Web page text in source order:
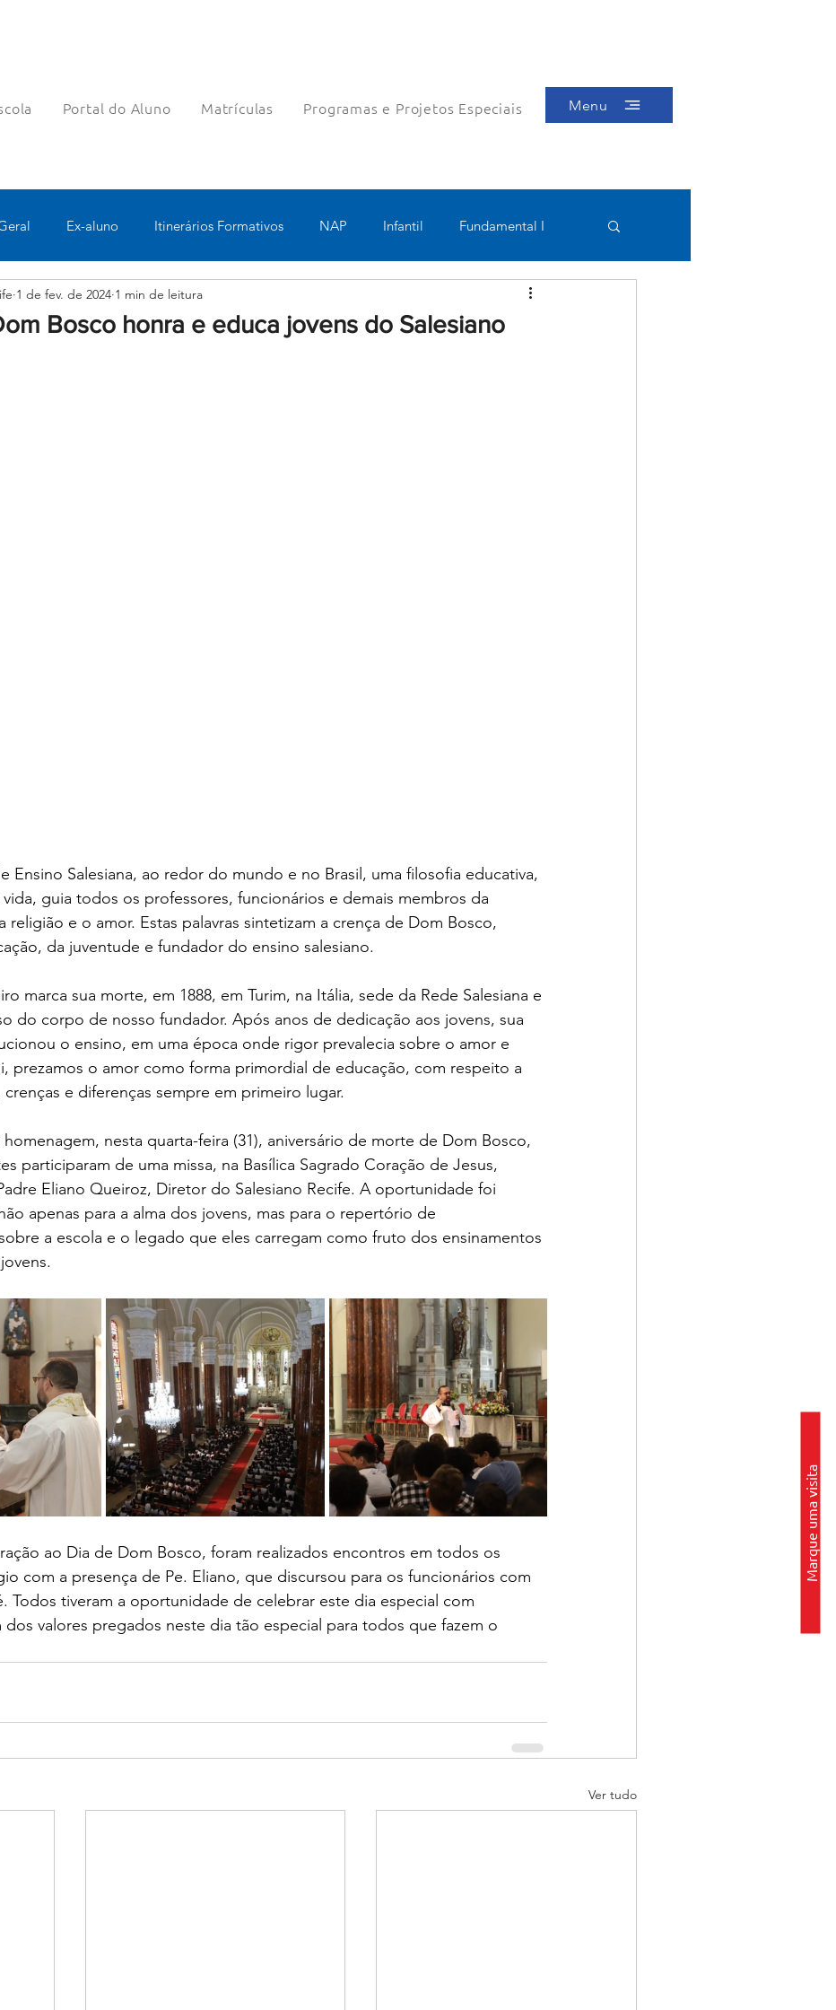
Portal do Aluno Matrículas Programas e Projetos Especiais Menu
Marque uma visita
Ex-aluno Itinerários Formativos NAP Infantil Fundamental I
Pastoral Esportes
Bosco honra e educa jovens do Salesiano
1 de fev. de 2024 1 min de leitura
Ensino Salesiana, ao redor do mundo e no Brasil, uma filosofia educativa,
guia todos os professores, funcionários e demais membros da
religião e o amor. Estas palavras sintetizam a crença de Dom Bosco,
da juventude e fundador do ensino salesiano.
marca sua morte, em 1888, em Turim, na Itália, sede da Rede Salesiana e
do corpo de nosso fundador. Após anos de dedicação aos jovens, sua
o ensino, em uma época onde rigor prevalecia sobre o amor e
prezamos o amor como forma primordial de educação, com respeito a
e diferenças sempre em primeiro lugar.
homenagem, nesta quarta-feira (31), aniversário de morte de Dom Bosco,
participaram de uma missa, na Basílica Sagrado Coração de Jesus,
Eliano Queiroz, Diretor do Salesiano Recife. A oportunidade foi
apenas para a alma dos jovens, mas para o repertório de
a escola e o legado que eles carregam como fruto dos ensinamentos
ao Dia de Dom Bosco, foram realizados encontros em todos os
com a presença de Pe. Eliano, que discursou para os funcionários com
Todos tiveram a oportunidade de celebrar este dia especial com
valores pregados neste dia tão especial para todos que fazem o
Ver tudo